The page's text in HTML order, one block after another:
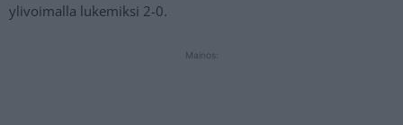
ylivoimalla lukemiksi 2-0.
Mainos: